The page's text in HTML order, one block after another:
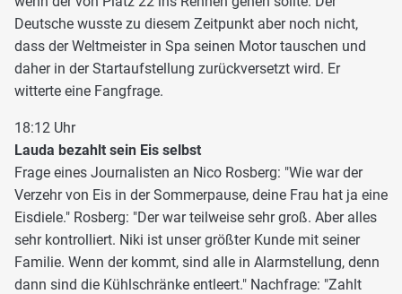
Deutsche wusste zu diesem Zeitpunkt aber noch nicht,
dass der Weltmeister in Spa seinen Motor tauschen und
daher in der Startaufstellung zurückversetzt wird. Er
witterte eine Fangfrage.
18:12 Uhr
Lauda bezahlt sein Eis selbst
Frage eines Journalisten an Nico Rosberg: "Wie war der
Verzehr von Eis in der Sommerpause, deine Frau hat ja eine
Eisdiele." Rosberg: "Der war teilweise sehr groß. Aber alles
sehr kontrolliert. Niki ist unser größter Kunde mit seiner
Familie. Wenn der kommt, sind alle in Alarmstellung, denn
dann sind die Kühlschränke entleert." Nachfrage: "Zahlt